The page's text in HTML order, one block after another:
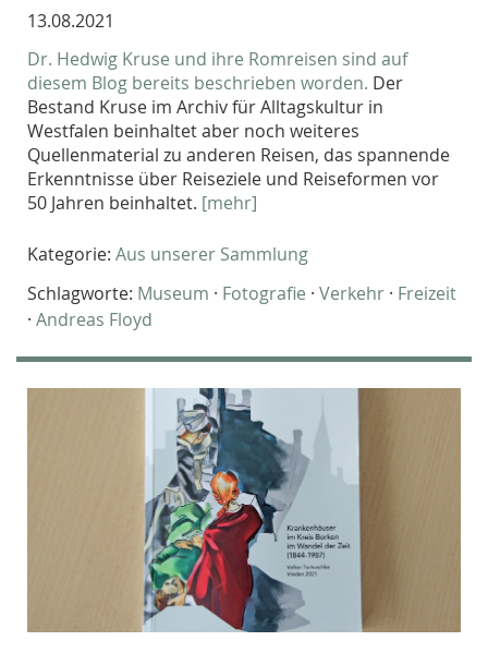
13.08.2021
Dr. Hedwig Kruse und ihre Romreisen sind auf
diesem Blog bereits beschrieben worden. Der
Bestand Kruse im Archiv für Alltagskultur in
Westfalen beinhaltet aber noch weiteres
Quellenmaterial zu anderen Reisen, das spannende
Erkenntnisse über Reiseziele und Reiseformen vor
50 Jahren beinhaltet. [mehr]
Kategorie: Aus unserer Sammlung
Schlagworte: Museum · Fotografie · Verkehr · Freizeit
· Andreas Floyd